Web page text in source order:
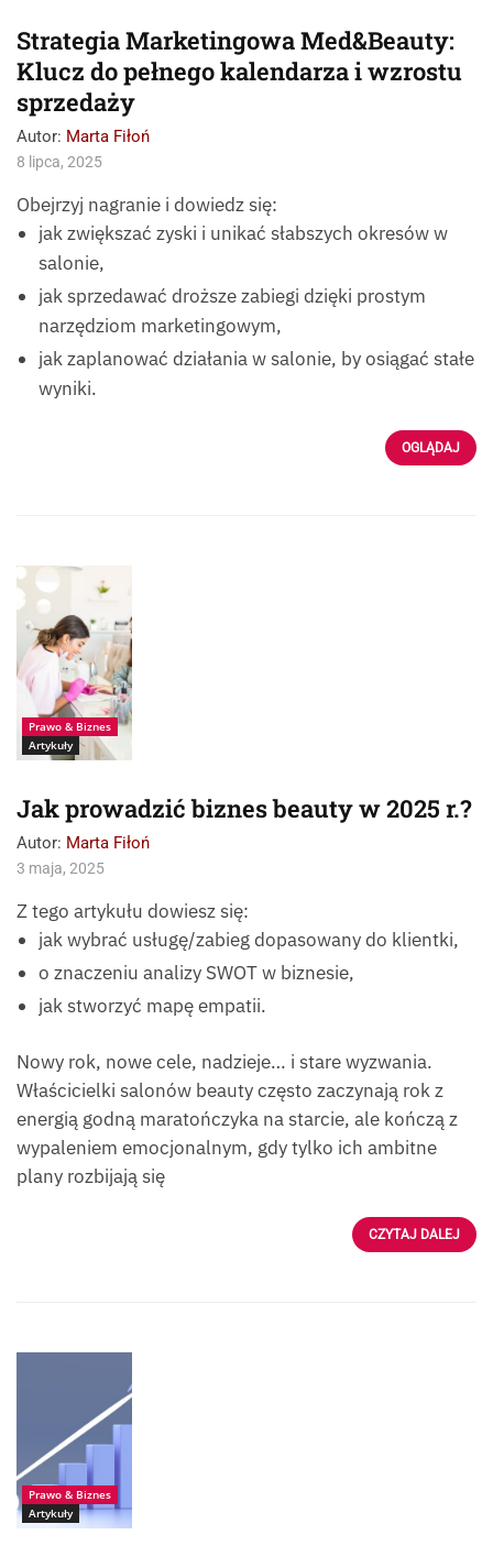
Strategia Marketingowa Med&Beauty:
Klucz do pełnego kalendarza i wzrostu
sprzedaży
Autor: Marta Fiłoń
8 lipca, 2025
Obejrzyj nagranie i dowiedz się:
jak zwiększać zyski i unikać słabszych okresów w
salonie,
jak sprzedawać droższe zabiegi dzięki prostym
narzędziom marketingowym,
jak zaplanować działania w salonie, by osiągać stałe
wyniki.
OGLĄDAJ
Źródło:
Istockphoto_Antonio
Prawo & Biznes
Artykuły
Jak prowadzić biznes beauty w 2025 r.?
Autor: Marta Fiłoń
3 maja, 2025
Z tego artykułu dowiesz się:
jak wybrać usługę/zabieg dopasowany do klientki,
o znaczeniu analizy SWOT w biznesie,
jak stworzyć mapę empatii.
Nowy rok, nowe cele, nadzieje… i stare wyzwania.
Właścicielki salonów beauty często zaczynają rok z
energią godną maratończyka na starcie, ale kończą z
wypaleniem emocjonalnym, gdy tylko ich ambitne
plany rozbijają się
CZYTAJ DALEJ
Prawo & Biznes
Artykuły